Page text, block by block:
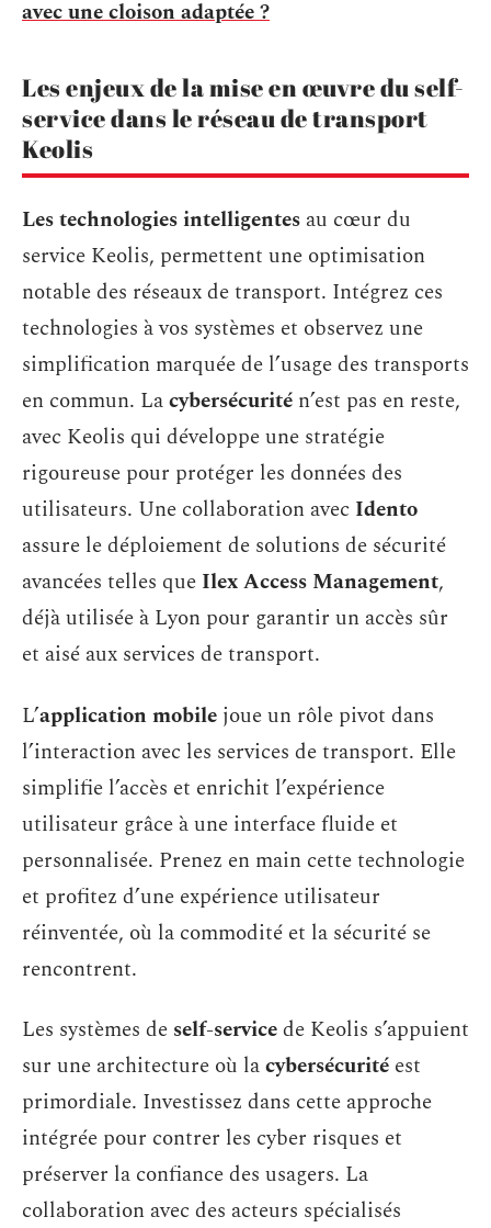
avec une cloison adaptée ?
Les enjeux de la mise en œuvre du self-
service dans le réseau de transport
Keolis
Les technologies intelligentes au cœur du
service Keolis, permettent une optimisation
notable des réseaux de transport. Intégrez ces
technologies à vos systèmes et observez une
simplification marquée de l’usage des transports
en commun. Lacybersécurité n’est pas en reste,
avec Keolis qui développe une stratégie
rigoureuse pour protéger les données des
utilisateurs. Une collaboration avec Idento
assure le déploiement de solutions de sécurité
avancées telles que Ilex Access Management,
déjà utilisée à Lyon pour garantir un accès sûr
et aisé aux services de transport.
L’application mobile joue un rôle pivot dans
l’interaction avec les services de transport. Elle
simplifie l’accès et enrichit l’expérience
utilisateur grâce à une interface fluide et
personnalisée. Prenez en main cette technologie
et profitez d’une expérience utilisateur
réinventée, où la commodité et la sécurité se
rencontrent.
Les systèmes de self-servicede Keolis s’appuient
sur une architecture où lacybersécurité est
primordiale. Investissez dans cette approche
intégrée pour contrer les cyber risques et
préserver la confiance des usagers. La
collaboration avec des acteurs spécialisés